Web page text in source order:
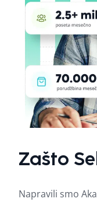
Zašto
Napravili smo